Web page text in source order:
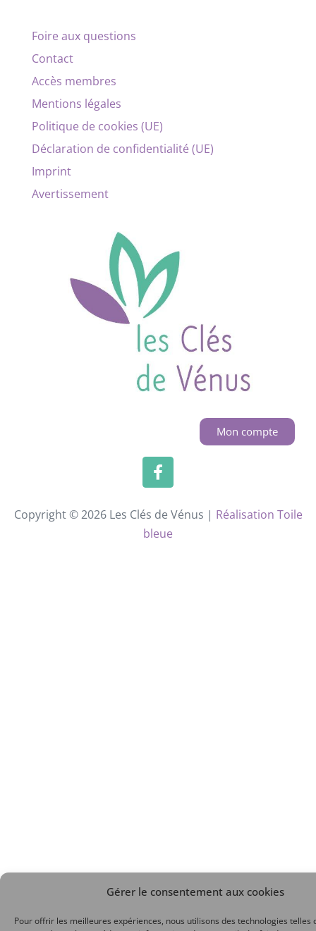
Gérer le consentement aux cookies
Pour offrir les meilleures expériences, nous utilisons des technologies telles
Foire aux questions
Contact
Accès membres
Mentions légales
Politique de cookies (UE)
Déclaration de confidentialité (UE)
Imprint
Avertissement
Mon compte
Copyright © 2026 Les Clés de Vénus | Réalisation Toile
bleue